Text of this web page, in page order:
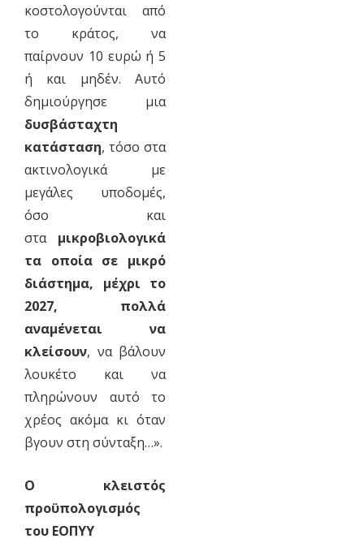
κοστολογούνται από
το κράτος, να
παίρνουν 10 ευρώ ή 5
ή και μηδέν. Αυτό
δημιούργησε μια
δυσβάσταχτη
κατάσταση, τόσο στα
ακτινολογικά με
μεγάλες υποδομές,
όσο και
στα μικροβιολογικά
τα οποία σε μικρό
διάστημα, μέχρι το
2027, πολλά
αναμένεται να
κλείσουν, να βάλουν
λουκέτο και να
πληρώνουν αυτό το
χρέος ακόμα κι όταν
βγουν στη σύνταξη…».
Ο κλειστός
προϋπολογισμός
του ΕΟΠΥΥ